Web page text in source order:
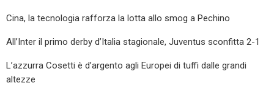
Cina, la tecnologia rafforza la lotta allo smog a Pechino
All’Inter il primo derby d’Italia stagionale, Juventus sconfitta 2-1
L’azzurra Cosetti è d’argento agli Europei di tuffi dalle grandi
altezze